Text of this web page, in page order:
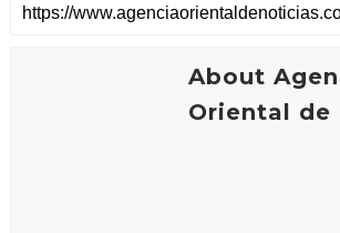
About
Oriental de